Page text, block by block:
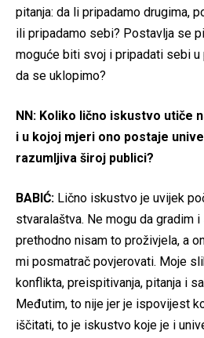
pitanja: da li pripadamo drugima,
ili pripadamo sebi? Postavlja se
moguće biti svoj i pripadati sebi
da se uklopimo?
NN: Koliko lično iskustvo utiče
i u kojoj mjeri ono postaje
razumljiva široj publici?
BABIĆ: Lično iskustvo je uvijek
stvaralaštva. Ne mogu da gradim
prethodno nisam to proživjela, a
mi posmatrač povjerovati. Moje
konflikta, preispitivanja, pitanja i
Međutim, to nije jer je ispovijest
iščitati, to je iskustvo koje je i